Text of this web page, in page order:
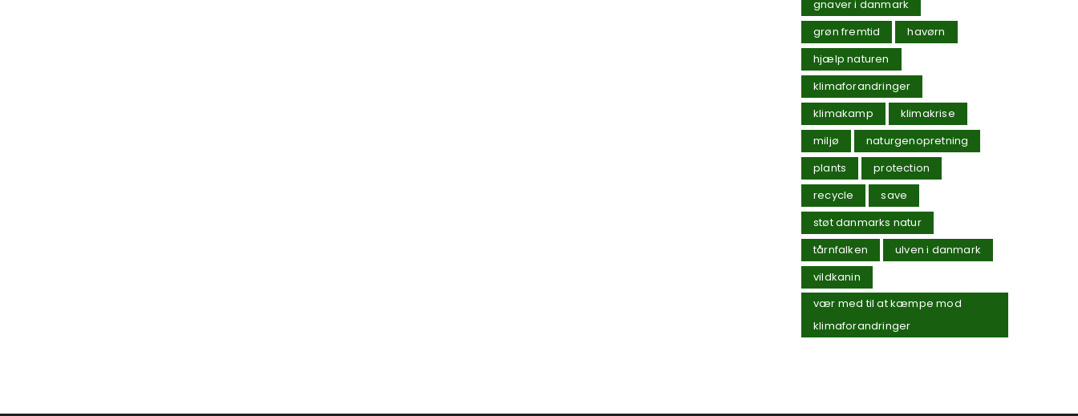
gnaver i danmark
grøn fremtid
havørn
hjælp naturen
klimaforandringer
klimakamp
klimakrise
miljø
naturgenopretning
plants
protection
recycle
save
støt danmarks natur
tårnfalken
ulven i danmark
vildkanin
vær med til at kæmpe mod
klimaforandringer